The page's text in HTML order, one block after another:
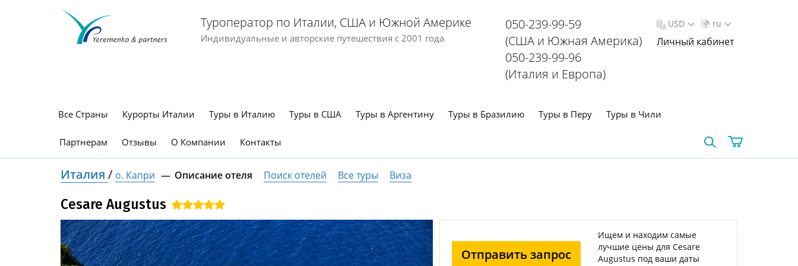
Туроператор по Италии, США и Южной Америке
Индивидуальные и авторские путешествия с 2001 года
050-239-99-59
(США и Южная Америка)
050-239-99-96
(Италия и Европа)
ru
USD
Личный кабинет
Все Страны Курорты Италии Туры в Италию Туры в США Туры в Аргентину Туры в Бразилию Туры в Перу Туры в Чили
Партнерам Отзывы О Компании Контакты
Италия / о. Капри Описание отеля Поиск отелей Все туры Виза
Cesare Augustus
Отправить запрос
Ищем и находим самые
лучшие цены для Cesare
Augustus под ваши даты